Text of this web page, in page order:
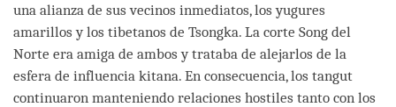
una alianza de sus vecinos inmediatos, los yugures
amarillos y los tibetanos de Tsongka. La corte Song del
Norte era amiga de ambos y trataba de alejarlos de la
esfera de influencia kitana. En consecuencia, los tangut
continuaron manteniendo relaciones hostiles tanto con los